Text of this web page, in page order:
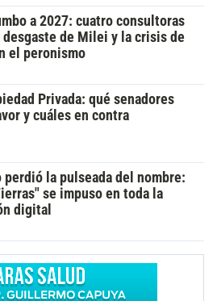
a 2027: cuatro consultoras
de Milei y la crisis de
el peronismo
Privada: qué senadores
y cuáles en contra
perdió la pulseada del nombre:
se impuso en toda la
digital